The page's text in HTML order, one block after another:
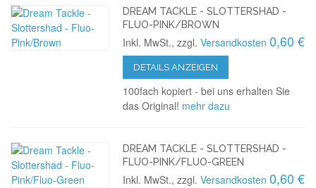
DREAM TACKLE - SLOTTERSHAD -
FLUO-PINK/BROWN
Inkl. MwSt., zzgl.Versandkosten 0,60 €
DETAILS ANZEIGEN
100fach kopiert - bei uns erhalten Sie
das Original! mehr dazu
DREAM TACKLE - SLOTTERSHAD -
FLUO-PINK/FLUO-GREEN
Inkl. MwSt., zzgl.Versandkosten 0,60 €